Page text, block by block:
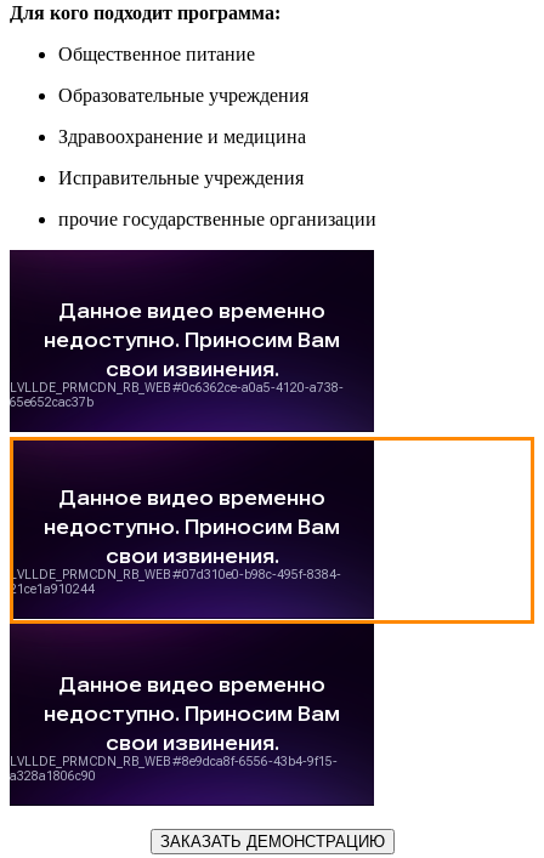
Для кого подходит программа:
Общественное питание
Образовательные учреждения
Здравоохранение и медицина
Исправительные учреждения
прочие государственные организации
ЗАКАЗАТЬ ДЕМОНСТРАЦИЮ